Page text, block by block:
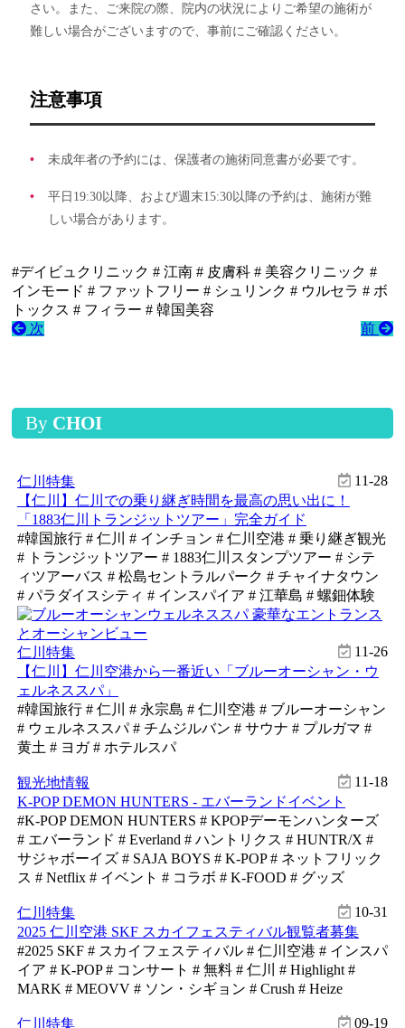
さい。また、ご来院の際、院内の状況によりご希望の施術が
難しい場合がございますので、事前にご確認ください。
注意事項
未成年者の予約には、保護者の施術同意書が必要です。
平日19:30以降、および週末15:30以降の予約は、施術が難
しい場合があります。
#デイビュクリニック # 江南 # 皮膚科 # 美容クリニック #
インモード # ファットフリー # シュリンク # ウルセラ # ボ
トックス # フィラー # 韓国美容
次
前
By CHOI
仁川特集
11-28
【仁川】仁川での乗り継ぎ時間を最高の思い出に！
「1883仁川トランジットツアー」完全ガイド
#韓国旅行 # 仁川 # インチョン # 仁川空港 # 乗り継ぎ観光
# トランジットツアー # 1883仁川スタンプツアー # シテ
ィツアーバス # 松島セントラルパーク # チャイナタウン
# パラダイスシティ # インスパイア # 江華島 # 螺鈿体験
仁川特集
11-26
【仁川】仁川空港から一番近い「ブルーオーシャン・ウ
ェルネススパ」
#韓国旅行 # 仁川 # 永宗島 # 仁川空港 # ブルーオーシャン
# ウェルネススパ # チムジルバン # サウナ # プルガマ #
黄土 # ヨガ # ホテルスパ
観光地情報
11-18
K-POP DEMON HUNTERS - エバーランドイベント
#K-POP DEMON HUNTERS # KPOPデーモンハンターズ
# エバーランド # Everland # ハントリクス # HUNTR/X #
サジャボーイズ # SAJA BOYS # K-POP # ネットフリック
ス # Netflix # イベント # コラボ # K-FOOD # グッズ
仁川特集
10-31
2025 仁川空港 SKF スカイフェスティバル観覧者募集
#2025 SKF # スカイフェスティバル # 仁川空港 # インスパ
イア # K-POP # コンサート # 無料 # 仁川 # Highlight #
MARK # MEOVV # ソン・シギョン # Crush # Heize
仁川特集 09-19